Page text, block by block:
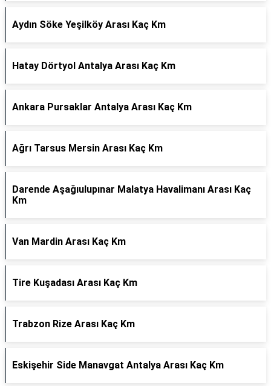
Aydın Söke Yeşilköy Arası Kaç Km
Hatay Dörtyol Antalya Arası Kaç Km
Ankara Pursaklar Antalya Arası Kaç Km
Ağrı Tarsus Mersin Arası Kaç Km
Darende Aşağıulupınar Malatya Havalimanı Arası Kaç
Km
Van Mardin Arası Kaç Km
Tire Kuşadası Arası Kaç Km
Trabzon Rize Arası Kaç Km
Eskişehir Side Manavgat Antalya Arası Kaç Km